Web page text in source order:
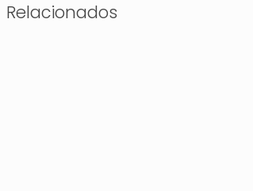
Relacionados